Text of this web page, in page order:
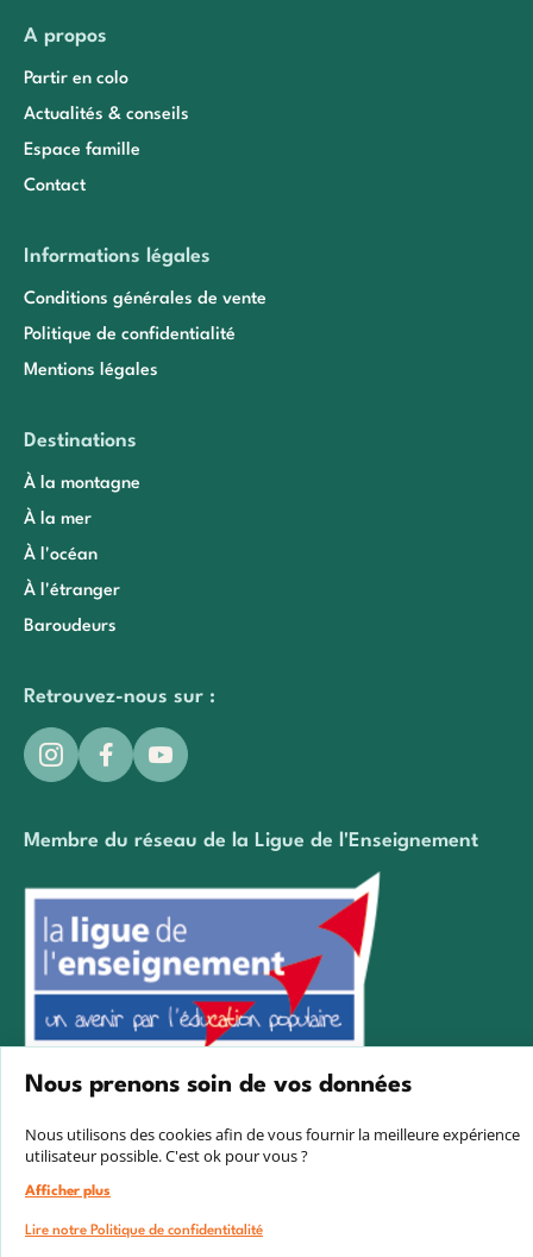
A propos
Partir en colo
Actualités & conseils
Espace famille
Contact
Informations légales
Conditions générales de vente
Politique de confidentialité
Mentions légales
Destinations
À la montagne
À la mer
À l'océan
À l'étranger
Baroudeurs
Retrouvez-nous sur :
Membre du réseau de la Ligue de l'Enseignement
Créé avec passion par Pure illusion
Nous prenons soin de vos données
Nous utilisons des cookies afin de vous fournir la meilleure expérience
utilisateur possible. C'est ok pour vous ?
Afficher plus
Lire notre Politique de confidentitalité